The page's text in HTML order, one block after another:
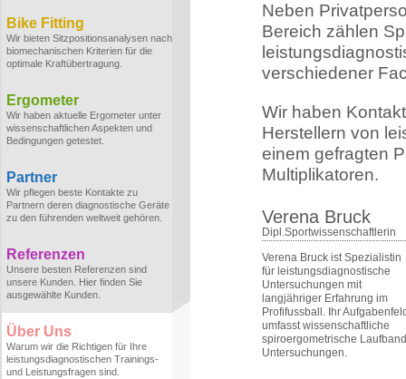
Bike Fitting
Wir bieten Sitzpositionsanalysen nach
biomechanischen Kriterien für die
optimale Kraftübertragung.
Ergometer
Wir haben aktuelle Ergometer unter
wissenschaftlichen Aspekten und
Bedingungen getestet.
Partner
Wir pflegen beste Kontakte zu
Partnern deren diagnostische Geräte
zu den führenden weltweit gehören.
Referenzen
Unsere besten Referenzen sind
unsere Kunden. Hier finden Sie
ausgewählte Kunden.
Über Uns
Warum wir die Richtigen für Ihre
leistungsdiagnostischen Trainings-
und Leistungsfragen sind.
Neben
Bereich zählen
verschiedener
Wir haben
Herstellern von
einem gefragten
Multiplikatoren.
Verena Bruck
Dipl.Sportwissenschaftlerin
Verena Bruck ist Spezialistin
für leistungsdiagnostische
Untersuchungen mit
langjähriger Erfahrung im
Profifussball. Ihr
umfasst wissenschaftliche
spiroergometrische
Untersuchungen.